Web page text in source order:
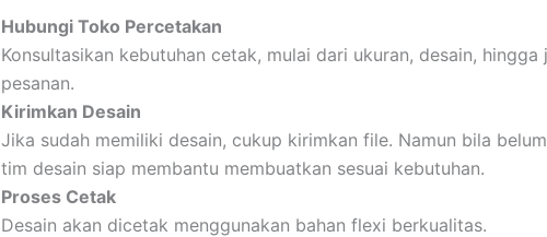
Hubungi Toko Percetakan
Konsultasikan kebutuhan cetak, mulai dari ukuran, desain, hingga
pesanan.
Kirimkan Desain
Jika sudah memiliki desain, cukup kirimkan file. Namun bila
tim desain siap membantu membuatkan sesuai kebutuhan.
Proses Cetak
Desain akan dicetak menggunakan bahan flexi berkualitas.